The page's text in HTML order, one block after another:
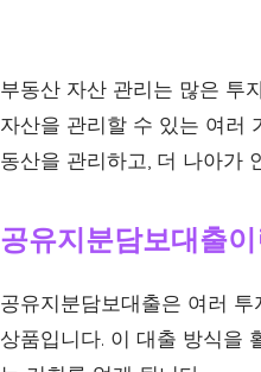
부동산 자산 관리는 많은 투
자산을 관리할 수 있는 여러
동산을 관리하고, 더 나아가
공유지분담보대출
공유지분담보대출은 여러
상품입니다. 이 대출 방식을